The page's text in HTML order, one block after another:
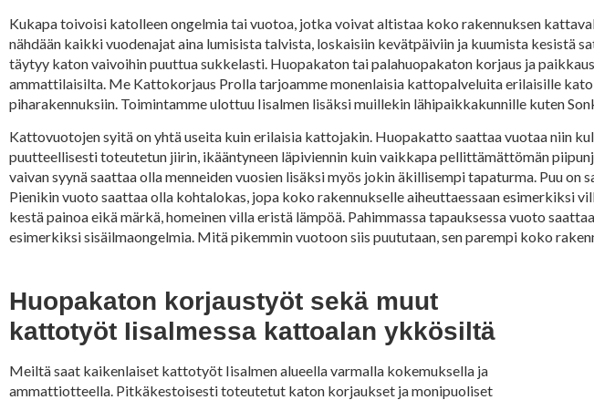
Kukapa toivoisi katolleen ongelmia tai vuotoa, jotka voivat altistaa koko rakennuksen
nähdään kaikki vuodenajat aina lumisista talvista, loskaisiin kevätpäiviin ja kuumista kesistä
täytyy katon vaivoihin puuttua sukkelasti. Huopakaton tai palahuopakaton korjaus ja
ammattilaisilta. Me Kattokorjaus Prolla tarjoamme monenlaisia kattopalveluita erilaisille
piharakennuksiin. Toimintamme ulottuu Iisalmen lisäksi muillekin lähipaikkakunnille kuten
Kattovuotojen syitä on yhtä useita kuin erilaisia kattojakin. Huopakatto saattaa vuotaa niin
puutteellisesti toteutetun jiirin, ikääntyneen läpiviennin kuin vaikkapa pellittämättömän
vaivan syynä saattaa olla menneiden vuosien lisäksi myös jokin äkillisempi tapaturma. Puu
Pienikin vuoto saattaa olla kohtalokas, jopa koko rakennukselle aiheuttaessaan esimerkiksi
kestä painoa eikä märkä, homeinen villa eristä lämpöä. Pahimmassa tapauksessa vuoto
esimerkiksi sisäilmaongelmia. Mitä pikemmin vuotoon siis puututaan, sen parempi koko
Huopakaton korjaustyöt sekä muut
kattotyöt Iisalmessa kattoalan ykkösiltä
Meiltä saat kaikenlaiset kattotyöt Iisalmen alueella varmalla kokemuksella ja
ammattiotteella. Pitkäkestoisesti toteutetut katon korjaukset ja monipuoliset